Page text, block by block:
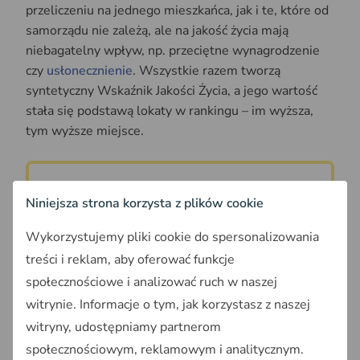
przeliczeniu na jednego mieszkańca, jak i te, które od
samorządu nie zależą, ale na jakość życia mają
niebagatelny wpływ, np. przeciętne wynagrodzenie
czy usłonecznienie. Wszystkie razem tworzą
syntetyczny Wskaźnik Jakości Życia, a jego wartość
stała się podstawą lokaty w rankingu – im wyższa,
tym wyższe miejsce.
Pobierz ranking:
Wyniki rankingu GDdŻ, format .xls
Wyniki rankingu "Gmina
dobra do życia"
Twórcy rankingu prezentują wyniki w pięciu
Niniejsza strona korzysta z plików cookie
Wykorzystujemy pliki cookie do spersonalizowania
treści i reklam, aby oferować funkcje
społecznościowe i analizować ruch w naszej
witrynie. Informacje o tym, jak korzystasz z naszej
witryny, udostępniamy partnerom
społecznościowym, reklamowym i analitycznym.